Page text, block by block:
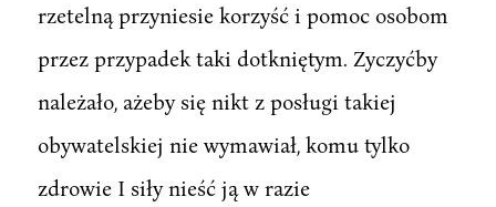
rzetelną przyniesie korzyść i pomoc osobom
przez przypadek taki dotkniętym. Zyczyćby
należało, ażeby się nikt z posługi takiej
obywatelskiej nie wymawiał, komu tylko
zdrowie I siły nieść ją w razie